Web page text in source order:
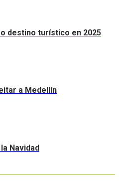
destino turístico en 2025
a Medellín
Navidad